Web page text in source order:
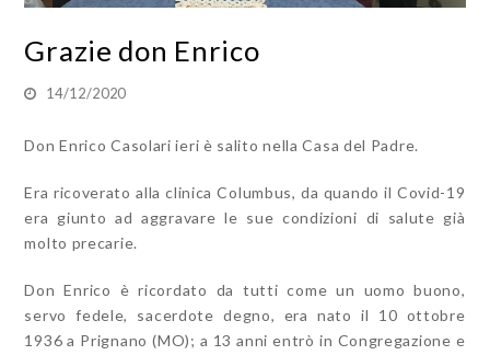
Grazie don Enrico
14/12/2020
Don Enrico Casolari ieri è salito nella Casa del Padre.
Era ricoverato alla clinica Columbus, da quando il Covid-19
era giunto ad aggravare le sue condizioni di salute già
molto precarie.
Don Enrico è ricordato da tutti come un uomo buono,
servo fedele, sacerdote degno, era nato il 10 ottobre
1936 a Prignano (MO); a 13 anni entrò in Congregazione e